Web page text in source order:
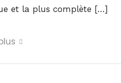
et la plus complète […]